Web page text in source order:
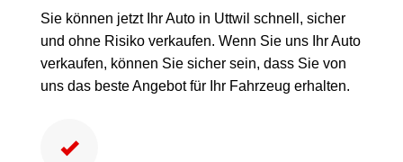
Sie können jetzt Ihr Auto in Uttwil schnell, sicher
und ohne Risiko verkaufen. Wenn Sie uns Ihr Auto
verkaufen, können Sie sicher sein, dass Sie von
uns das beste Angebot für Ihr Fahrzeug erhalten.